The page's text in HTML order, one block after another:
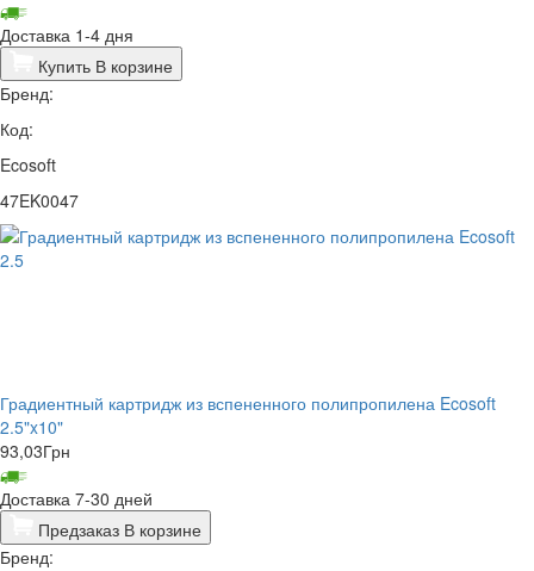
Доставка 1-4 дня
Купить В корзине
Бренд:
Код:
Ecosoft
47EK0047
Градиентный картридж из вспененного полипропилена Ecosoft
2.5"x10"
93,03Грн
Доставка 7-30 дней
Предзаказ В корзине
Бренд: